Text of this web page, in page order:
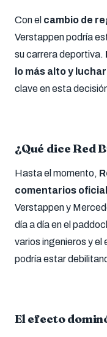
Con el cambio de
Verstappen podría
su carrera deportiva.
lo más alto y
clave en esta
¿Qué dice Red
Hasta el momento,
comentarios
Verstappen y
día a día en el
varios ingenieros y el
podría estar
El efecto